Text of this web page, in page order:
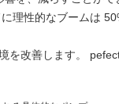
理性的なブームは
を改善します。